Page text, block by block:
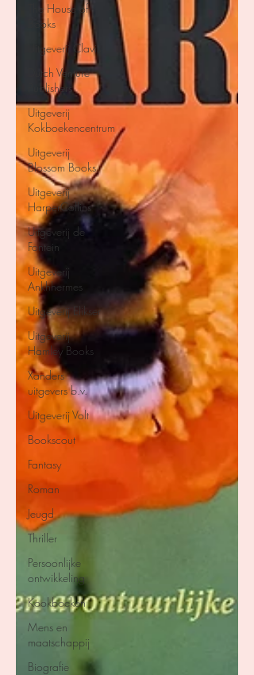
The House of
Books
Uitgeverij Clavis
Dutch Venture
Publishers
Uitgeverij
Kokboekencentrum
Uitgeverij
Blossom Books
Uitgeverij
HarperCollins
Uitgeverij de
Fontein
Uitgeverij
Ankhhermes
Uitgeverij Elikser
Uitgeverij
Hamley Books
Xanders
uitgevers b.v.
Uitgeverij Volt
Bookscout
Fantasy
Roman
Jeugd
Thriller
Persoonlijke
ontwikkeling
Kookboeken
Mens en
maatschappij
Biografie